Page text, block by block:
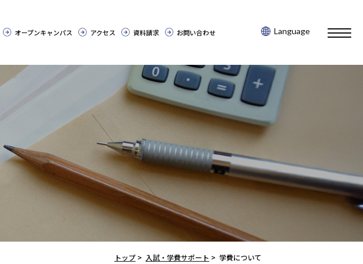
toggle
オープンキャンパス アクセス 資料請求 お問い合わせ Language
トップ > 入試・学費サポート > 学費について